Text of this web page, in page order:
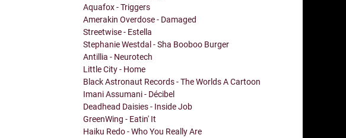
Aquafox - Triggers
Amerakin Overdose - Damaged
Streetwise - Estella
Stephanie Westdal - Sha Booboo Burger
Antillia - Neurotech
Little City - Home
Black Astronaut Records - The Worlds A Cartoon
Imani Assumani - Décibel
Deadhead Daisies - Inside Job
GreenWing - Eatin' It
Haiku Redo - Who You Really Are